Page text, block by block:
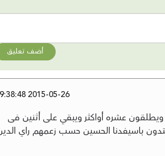
أضف تعليق
2015-05-26 09:38:48
عشره أواكثر ويبقي على أثنين فى
باسيفدنا الحسين حسب زعمهم راي